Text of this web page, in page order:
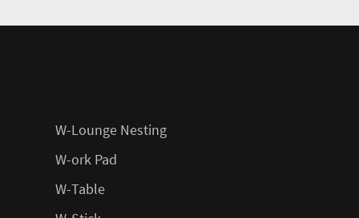
W-Lounge Nesting
W-ork Pad
W-Table